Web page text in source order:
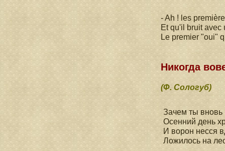
- Ah ! les
Et qu'il bruit avec
Le premier "oui"
Никогда
(Ф. Сологуб)
Зачем ты
Осенний день
И ворон несся
Ложилось на